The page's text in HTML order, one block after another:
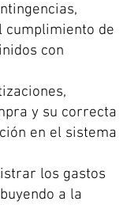
cumplimiento de
con
y su correcta
en el sistema
los gastos
a la